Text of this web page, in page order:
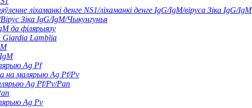
ліхаманкі денге NS1/ліхаманкі денге IgG/IgM/віруса Зіка IgG/IgM
Зіка IgG/IgM/Чыкунгунья
да філярыязу
Giardia Lamblia
Ag Pf
на малярыю Ag Pf/Pv
Ag Pf/Pv/Pan
Ag Pv